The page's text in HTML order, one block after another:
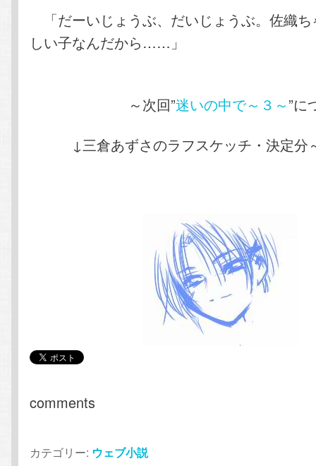
「だーいじょうぶ、だいじょうぶ。佐織
しい子なんだから……」
～次回”迷いの中で～３～”に
↓三倉あずさのラフスケッチ・決定分
comments
カテゴリー: ウェブ小説